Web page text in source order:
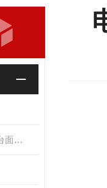
304不锈钢防水电子地磅超低台面带斜坡